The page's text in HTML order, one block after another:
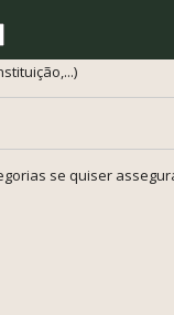
se quiser